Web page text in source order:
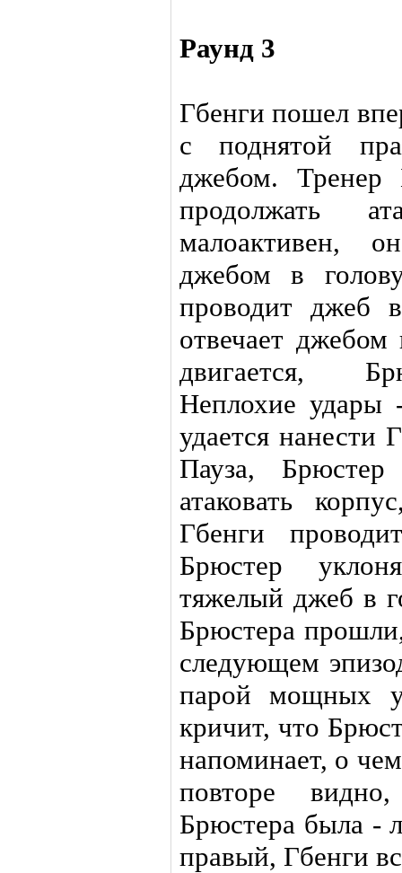
Раунд 3
Гбенги пошел
с поднятой
джебом. Тренер
продолжать
малоактивен,
джебом в
проводит джеб
отвечает джебом
двигается,
Неплохие удары
удается нанести
Пауза,
атаковать
Гбенги
Брюстер
тяжелый джеб в
Брюстера
следующем
парой мощных
кричит, что
напоминает, о
повторе
Брюстера была -
правый, Гбенги